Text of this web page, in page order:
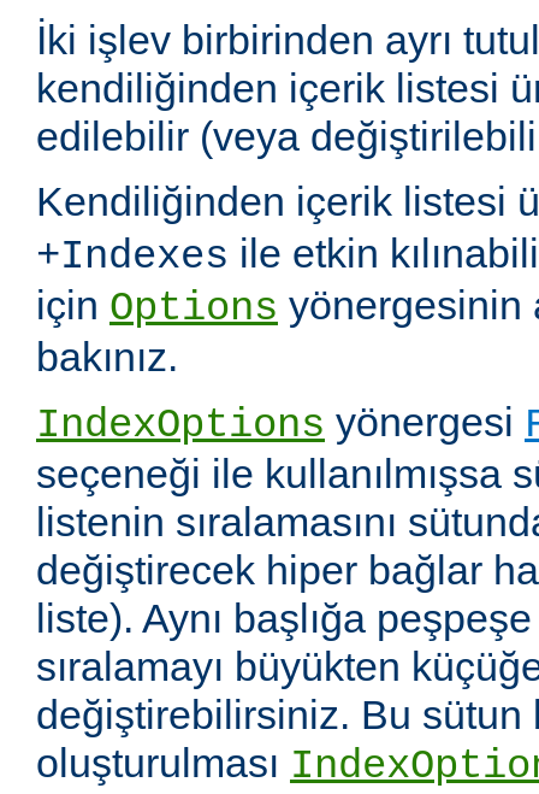
İki işlev birbirinden ayrı
kendiliğinden içerik listesi
edilebilir (veya
Kendiliğinden içerik listesi
+Indexes ile etkin
için Options yönergesinin
bakınız.
IndexOptions yönergesi
seçeneği ile kullanılmışsa
listenin sıralamasını
değiştirecek hiper bağlar
liste). Aynı başlığa
sıralamayı büyükten
değiştirebilirsiniz. Bu sütun
oluşturulması